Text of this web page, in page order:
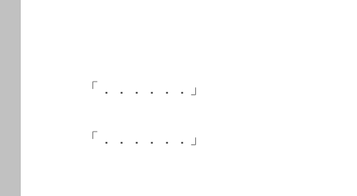
「．．．．．．」
「．．．．．．」